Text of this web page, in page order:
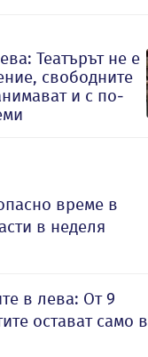
Театърът не е
свободните
и с по-
време в
в неделя
в лева: От 9
остават само в